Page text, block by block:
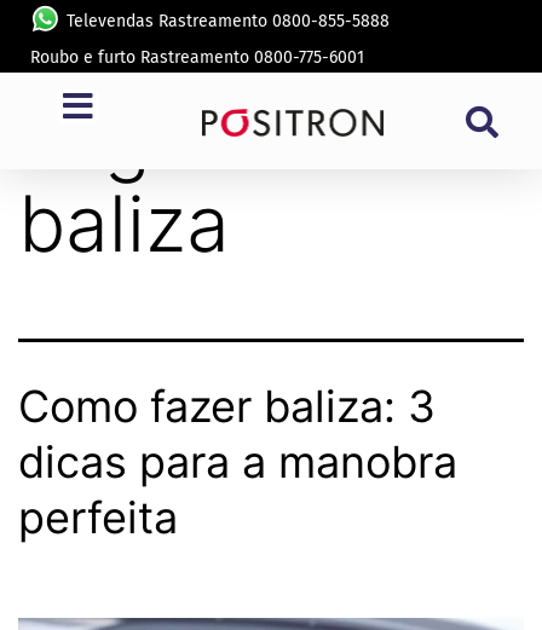
Televendas Rastreamento 0800-855-5888
Roubo e furto Rastreamento 0800-775-6001
Tag:
fazer
baliza
Como fazer baliza: 3
dicas para a manobra
perfeita